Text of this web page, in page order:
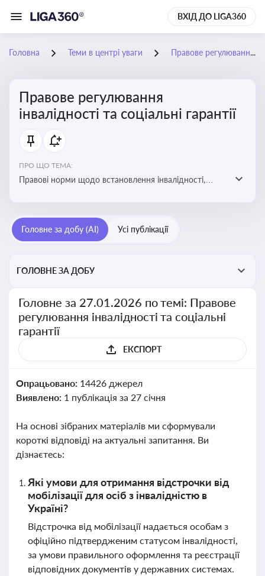
ВХІД ДО LIGA360
Головна Теми в центрі уваги Правове регулювання інвалідності та соціальні гарантії
Правове регулювання
інвалідності та соціальні гарантії
ПРО ЩО ТЕМА:
Правові норми щодо встановлення інвалідності,
Головне за добу (AI) Усі публікації
ГОЛОВНЕ ЗА ДОБУ
Головне за 27.01.2026 по темі: Правове
регулювання інвалідності та соціальні
гарантії
ЕКСПОРТ
Опрацьовано: 14426 джерел
Виявлено: 1 публікація за 27 січня
На основі зібраних матеріалів ми сформували
короткі відповіді на актуальні запитання. Ви
дізнаєтесь:
Які умови для отримання відстрочки від
мобілізації для осіб з інвалідністю в
Україні?
Відстрочка від мобілізації надається особам з
офіційно підтвердженим статусом інвалідності,
за умови правильного оформлення та реєстрації
відповідних документів у державних системах.